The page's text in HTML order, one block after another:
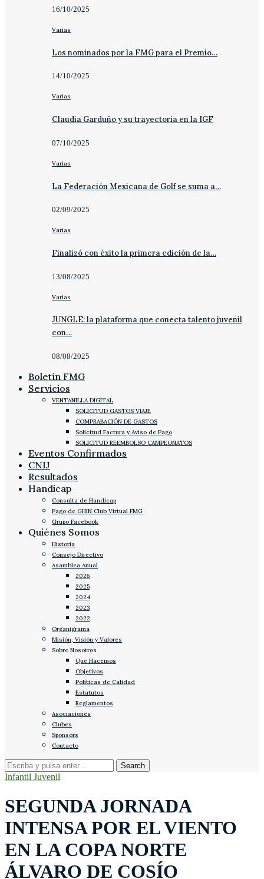
16/10/2025
Varias
Los nominados por la FMG para el Premio…
14/10/2025
Varias
Claudia Garduño y su trayectoria en la IGF
07/10/2025
Varias
La Federación Mexicana de Golf se suma a…
02/09/2025
Varias
Finalizó con éxito la primera edición de la…
13/08/2025
Varias
JUNGLE: la plataforma que conecta talento juvenil
con…
08/08/2025
Boletín FMG
Servicios
VENTANILLA DIGITAL
SOLICITUD GASTOS VIAJE
COMPRABACIÓN DE GASTOS
Solicitud Factura y Aviso de Pago
SOLICITUD REEMBOLSO CAMPEONATOS
Eventos Confirmados
CNIJ
Resultados
Handicap
Consulta de Handicap
Pago de GHIN Club Virtual FMG
Grupo Facebook
Quiénes Somos
Historia
Consejo Directivo
Asamblea Anual
2026
2025
2024
2023
2022
Organigrama
Misión, Visión y Valores
Sobre Nosotros
Que Hacemos
Objetivos
Políticas de Calidad
Estatutos
Reglamentos
Asociaciones
Clubes
Sponsors
Contacto
Infantil Juvenil
SEGUNDA JORNADA
INTENSA POR EL VIENTO
EN LA COPA NORTE
ÁLVARO DE COSÍO